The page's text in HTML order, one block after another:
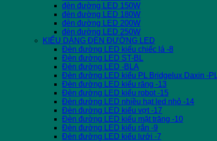
đèn đường LED 150W
đèn đường LED 180W
đèn đường LED 200W
đèn đường LED 250W
KIỂU DÁNG ĐÈN ĐƯỜNG LED
Đèn đường LED kiểu chiếc lá -8
Đèn đường LED ST-BL
Đèn đường LED -BLA
Đèn đường LED kiểu PL Bridgelux Daxin -
Đèn đường LED kiểu răng -13
Đèn đường LED kiểu robot -15
Đèn đường LED nhiều hạt led nhỏ -14
Đèn đường LED kiểu vợt -17
Đèn đường LED kiểu mặt trăng -10
Đèn đường LED kiểu rắn -9
Đèn đường LED kiểu lưới -7